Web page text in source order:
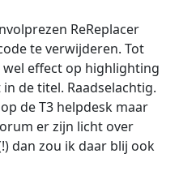
ReReplacer
te verwijderen. Tot
effect op highlighting
de titel. Raadselachtig.
de T3 helpdesk maar
er zijn licht over
dan zou ik daar blij ook